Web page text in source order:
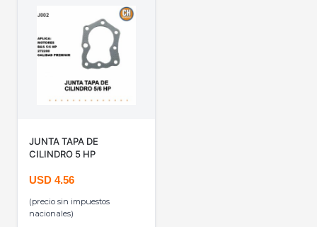
JUNTA TAPA DE
CILINDRO 5 HP
USD 4.56
(precio sin impuestos
nacionales)